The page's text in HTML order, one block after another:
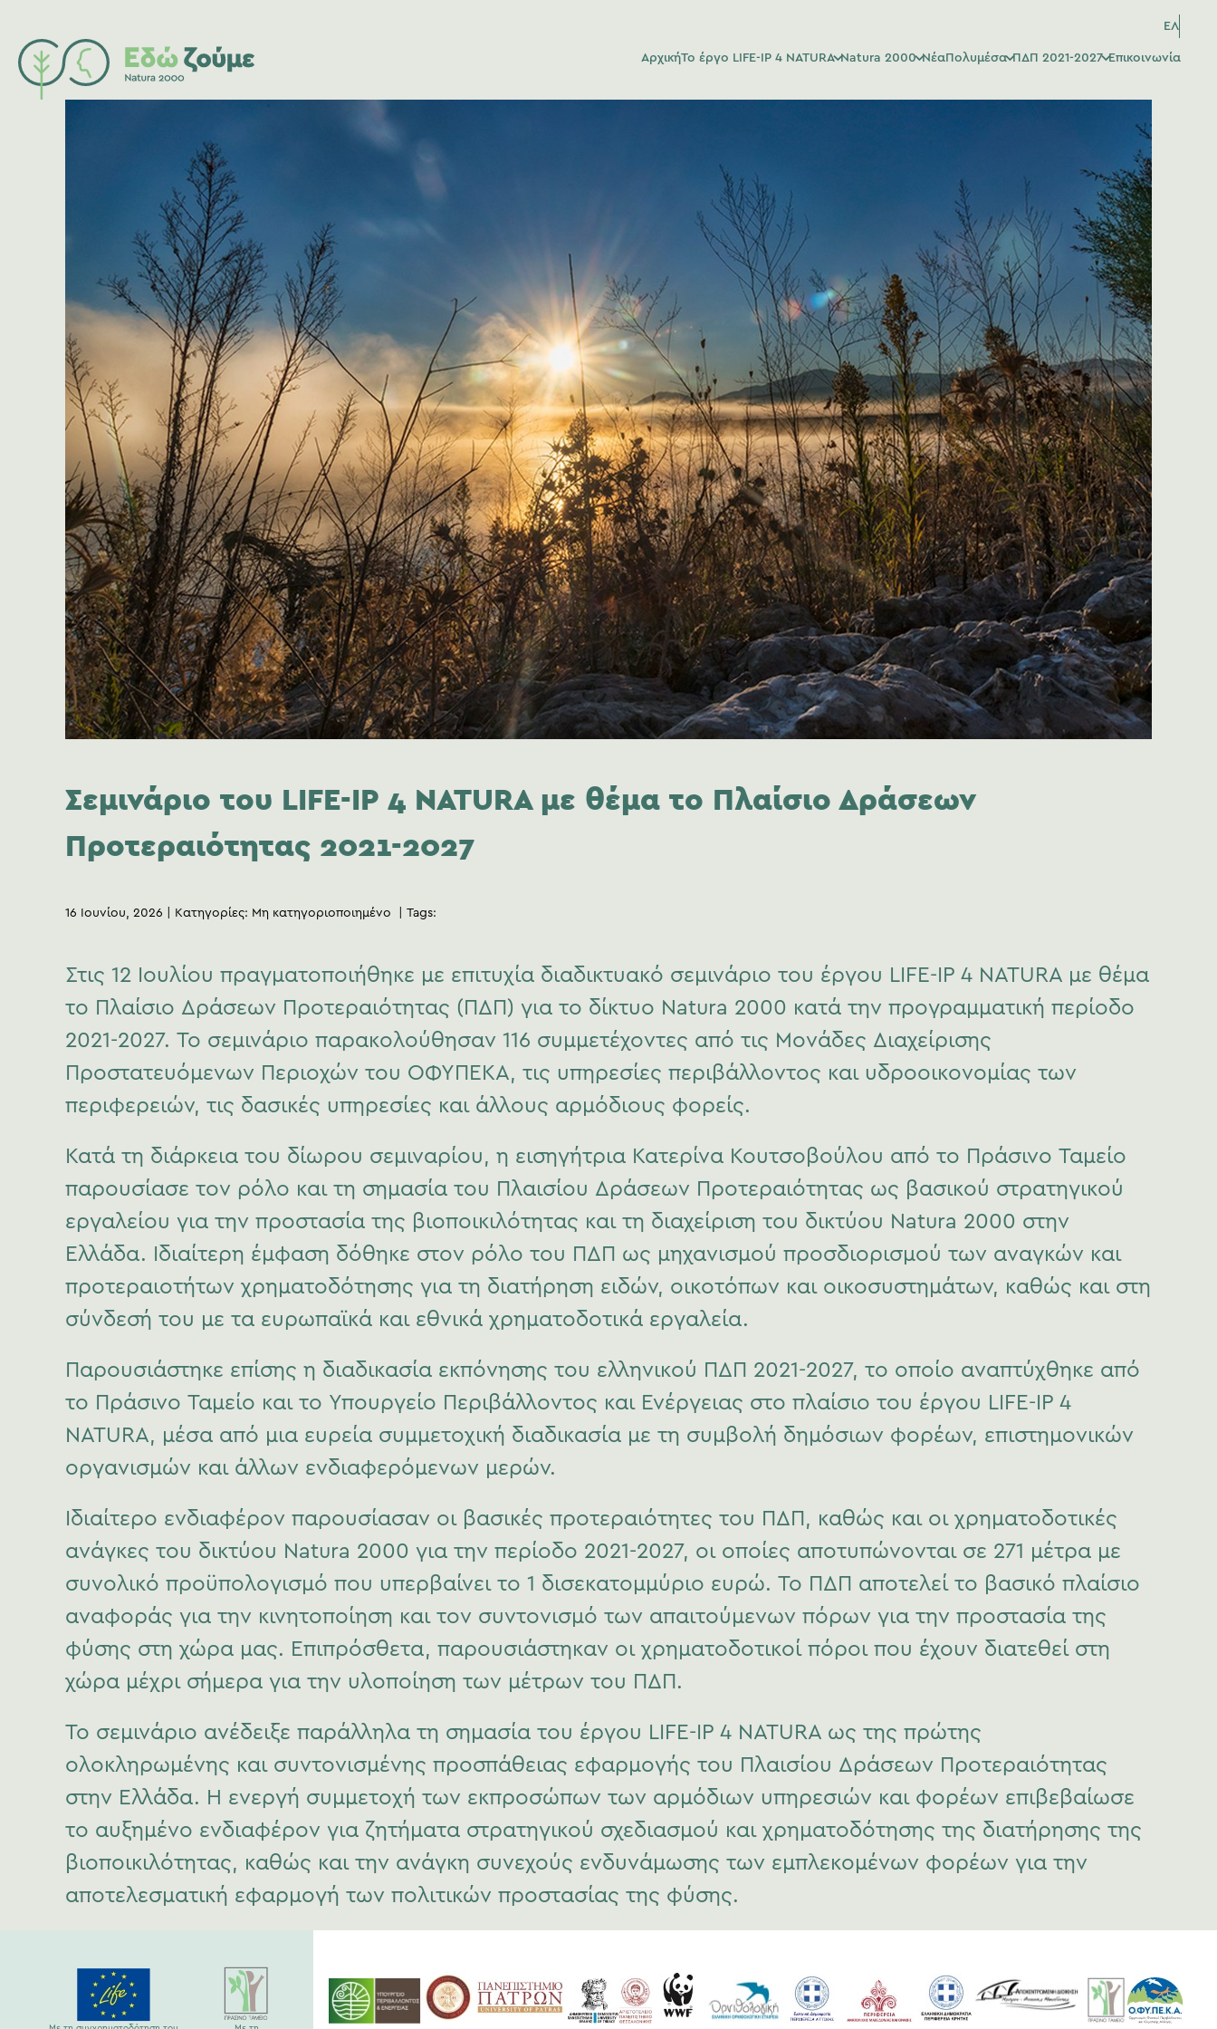
ΕΛ
ΑρχικήΤο έργο LIFE-IP 4 NATURA Natura 2000 ΝέαΠολυμέσα ΠΔΠ 2021-2027 Επικοινωνία
Σεμινάριο του LIFE-IP 4 NATURA με θέμα το Πλαίσιο Δράσεων
Προτεραιότητας 2021-2027
16 Ιουνίου, 2026 Κατηγορίες: Μη κατηγοριοποιημένο Tags:
Στις 12 Ιουλίου πραγματοποιήθηκε με επιτυχία διαδικτυακό σεμινάριο του έργου LIFE-IP 4 NATURA με θέμα
το Πλαίσιο Δράσεων Προτεραιότητας (ΠΔΠ) για το δίκτυο Natura 2000 κατά την προγραμματική περίοδο
2021-2027. Το σεμινάριο παρακολούθησαν 116 συμμετέχοντες από τις Μονάδες Διαχείρισης
Προστατευόμενων Περιοχών του ΟΦΥΠΕΚΑ, τις υπηρεσίες περιβάλλοντος και υδροοικονομίας των
περιφερειών, τις δασικές υπηρεσίες και άλλους αρμόδιους φορείς.
Κατά τη διάρκεια του δίωρου σεμιναρίου, η εισηγήτρια Κατερίνα Κουτσοβούλου από το Πράσινο Ταμείο
παρουσίασε τον ρόλο και τη σημασία του Πλαισίου Δράσεων Προτεραιότητας ως βασικού στρατηγικού
εργαλείου για την προστασία της βιοποικιλότητας και τη διαχείριση του δικτύου Natura 2000 στην
Ελλάδα. Ιδιαίτερη έμφαση δόθηκε στον ρόλο του ΠΔΠ ως μηχανισμού προσδιορισμού των αναγκών και
προτεραιοτήτων χρηματοδότησης για τη διατήρηση ειδών, οικοτόπων και οικοσυστημάτων, καθώς και στη
σύνδεσή του με τα ευρωπαϊκά και εθνικά χρηματοδοτικά εργαλεία.
Παρουσιάστηκε επίσης η διαδικασία εκπόνησης του ελληνικού ΠΔΠ 2021-2027, το οποίο αναπτύχθηκε από
το Πράσινο Ταμείο και το Υπουργείο Περιβάλλοντος και Ενέργειας στο πλαίσιο του έργου LIFE-IP 4
NATURA, μέσα από μια ευρεία συμμετοχική διαδικασία με τη συμβολή δημόσιων φορέων, επιστημονικών
οργανισμών και άλλων ενδιαφερόμενων μερών.
Ιδιαίτερο ενδιαφέρον παρουσίασαν οι βασικές προτεραιότητες του ΠΔΠ, καθώς και οι χρηματοδοτικές
ανάγκες του δικτύου Natura 2000 για την περίοδο 2021-2027, οι οποίες αποτυπώνονται σε 271 μέτρα με
συνολικό προϋπολογισμό που υπερβαίνει το 1 δισεκατομμύριο ευρώ. Το ΠΔΠ αποτελεί το βασικό πλαίσιο
αναφοράς για την κινητοποίηση και τον συντονισμό των απαιτούμενων πόρων για την προστασία της
φύσης στη χώρα μας. Επιπρόσθετα, παρουσιάστηκαν οι χρηματοδοτικοί πόροι που έχουν διατεθεί στη
χώρα μέχρι σήμερα για την υλοποίηση των μέτρων του ΠΔΠ.
Το σεμινάριο ανέδειξε παράλληλα τη σημασία του έργου LIFE-IP 4 NATURA ως της πρώτης
ολοκληρωμένης και συντονισμένης προσπάθειας εφαρμογής του Πλαισίου Δράσεων Προτεραιότητας
στην Ελλάδα. Η ενεργή συμμετοχή των εκπροσώπων των αρμόδιων υπηρεσιών και φορέων επιβεβαίωσε
το αυξημένο ενδιαφέρον για ζητήματα στρατηγικού σχεδιασμού και χρηματοδότησης της διατήρησης της
βιοποικιλότητας, καθώς και την ανάγκη συνεχούς ενδυνάμωσης των εμπλεκομένων φορέων για την
αποτελεσματική εφαρμογή των πολιτικών προστασίας της φύσης.